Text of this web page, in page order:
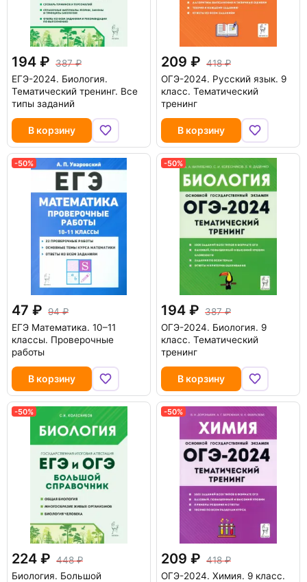
194
387
ЕГЭ-2024. Биология.
Тематический тренинг. Все
типы заданий
В корзину
209
418
ОГЭ-2024. Русский язык. 9
класс. Тематический
тренинг
В корзину
-50%
47
94
ЕГЭ Математика. 10–11
классы. Проверочные
работы
В корзину
-50%
194
387
ОГЭ-2024. Биология. 9
класс. Тематический
тренинг
В корзину
-50%
224
448
Биология. Большой
-50%
209
418
ОГЭ-2024. Химия. 9 класс.